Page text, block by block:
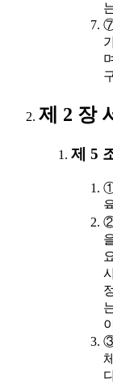
⑦
제 2 장
제 5
①
②
③